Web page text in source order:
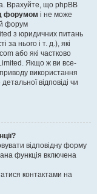
Врахуйте, що phpBB
форумом і не може
форум
з юридичних питань
нього і т. д.), які
або які частково
Якщо ж ви все-
використання
відповіді чи
відповідну форму
функція включена
контактами на